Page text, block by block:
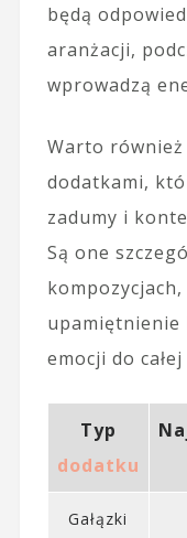
będą
aranżacji,
wprowadzą
Warto
dodatkami,
zadumy i
Są one
upamiętnienie
emocji do
Typ
dodatku
Gałązki